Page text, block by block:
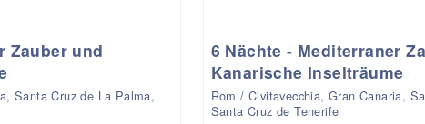
Zauber und
Santa Cruz de La Palma,
6 Nächte - Mediterraner
Kanarische Inselträume
Rom / Civitavecchia, Gran Canaria,
Santa Cruz de Tenerife